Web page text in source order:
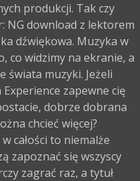
produkcji. Tak czy
NG download z lektorem
dźwiękowa. Muzyka w
co widzimy na ekranie, a
świata muzyki. Jeżeli
zapewne cię
dobrze dobrana
chcieć więcej?
całości to niemalże
zapoznać się wszyscy
zagrać raz, a tytuł